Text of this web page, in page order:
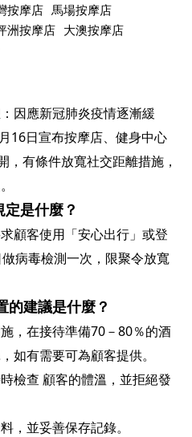
按摩店 馬場按摩店
洲按摩店 大澳按摩店
因應新冠肺炎疫情逐漸緩
16日宣布按摩店、健身中心
，有條件放寬社交距離措施，
是什麼？
顧客使用「安心出行」或登
病毒檢測一次，限聚令放寬
的建議是什麼？
，在接待準備70－80％的酒
如有需要可為顧客提供。
檢查 顧客的體溫，並拒絕發
，並妥善保存記錄。